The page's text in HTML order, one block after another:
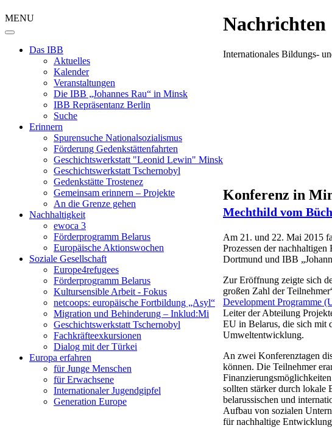
MENU
Das IBB
Aktuelles
Kalender
Veranstaltungen
Die IBB „Johannes Rau“ in Minsk
IBB Repräsentanz Berlin
Suche
Erinnern
Spurensuche Nationalsozialismus
Förderung Gedenkstättenfahrten
Geschichtswerkstatt "Leonid Lewin" Minsk
Geschichtswerkstatt Tschernobyl
Gedenkstätte Trostenez
Gemeinsam erinnern – Projekte
An die Grenze gehen
Nachhaltigkeit
ewoca 3
Förderprogramm Belarus
Europäische Aktionswochen
Soziale Gesellschaft
Europe4refugees
Förderprogramm Belarus
Kultursensible Arbeit - Fokus
netcoops: europäische Fortbildung „Asyl“
Migration und Behinderung – Inklud:Mi
Geschichtswerkstatt Tschernobyl
Fachkräfteexkursionen
Dialog mit der Türkei
Europa erfahren
für Junge Menschen
für Erwachsene
Internationaler Jugendgipfel
Generation Europe
Nachrichten
Internationales Bildungs-
Konferenz in
Mechthild vom
Am 21. und 22. Mai 2015
Prozessen der
Dortmund und IBB
Zur Eröffnung zeigte sich
großen Zahl der
Development Programme
Leiter der Abteilung
EU in Belarus, die sich mit
Umweltentwicklung.
An zwei Konferenztagen
können. Die Teilnehmer
sollten stärker durch lokale
belarussischen und
Aufbau von sozialen
für nachhaltige